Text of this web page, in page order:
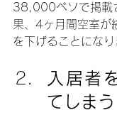
38,000ペソで掲載
果、4ヶ月間空室が
を下げることになり
入居者
てしまう